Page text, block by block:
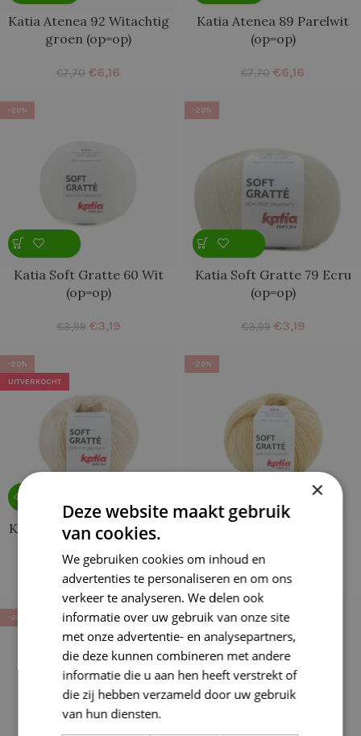
Katia Atenea 92 Witachtig
groen (op=op)
€7,70 €6,16
Katia Atenea 89 Parelwit
(op=op)
€7,70 €6,16
-20%
Katia Soft Gratte 60 Wit
(op=op)
€3,99 €3,19
-20%
Katia Soft Gratte 79 Ecru
(op=op)
€3,99 €3,19
-20%
UITVERKOCHT
Katia Soft Gratte 70 Licht
€3,99 €3,19
-20%
€ 3,99 €3,19
-20% -20%
×
Deze website maakt gebruik
van cookies.
We gebruiken cookies om inhoud en
advertenties te personaliseren en om ons
verkeer te analyseren. We delen ook
informatie over uw gebruik van onze site
met onze advertentie- en analysepartners,
die deze kunnen combineren met andere
informatie die u aan hen heeft verstrekt of
die zij hebben verzameld door uw gebruik
van hun diensten.